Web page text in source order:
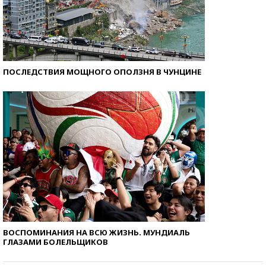
ПОСЛЕДСТВИЯ МОЩНОГО ОПОЛЗНЯ В ЧУНЦИНЕ
ВОСПОМИНАНИЯ НА ВСЮ ЖИЗНЬ. МУНДИАЛЬ
ГЛАЗАМИ БОЛЕЛЬЩИКОВ